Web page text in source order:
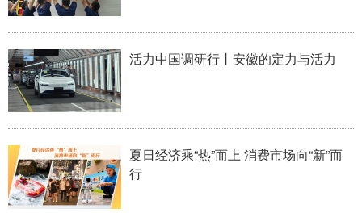
浙江 安徽 福建 江西
山东 河南 湖北 湖南
广东
陕西 甘肃
新疆
活力中国调研行丨安徽的定力与活力
夏日经济乘“热”而上 消费市场向“新”而
行